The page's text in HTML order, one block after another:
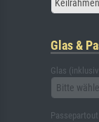
Glas &
Glas
Bitte
Passepartout